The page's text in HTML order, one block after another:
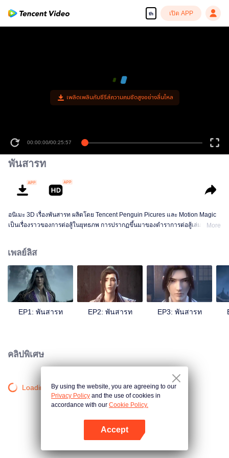
th เปิด APP
เพลิดเพลินกับซีรีส์ความคมชัดสูงอย่างลื่นไหล
00:00:00/00:25:57
พันสารท
อนิเมะ 3D เรื่องพันสารท ผลิตโดย Tencent Penguin Picures และ Motion Magic
เป็นเรื่องราวของการต่อสู้ในยุทธภพ การปรากฏขึ้นมาของตำราการต่อสู้เล่มหนึ่งที่
More
เพลย์ลิส
EP1: พันสารท EP2: พันสารท EP3: พันสารท
คลิปพิเศษ
Loading…By using the website, you are agreeing to our
Privacy Policy and the use of cookies in
accordance with our Cookie Policy.
Accept